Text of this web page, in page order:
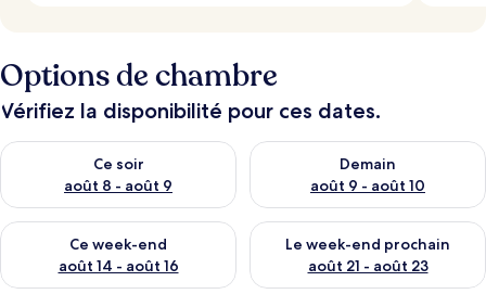
Options de chambre
Vérifiez la disponibilité pour ces dates.
Ce soir
août 8 - août 9
Vérifier la disponibilité pour ce soir août 8 - août 9
Demain
août 9 - août 10
Vérifier la disponibilité pour
Ce week-end
août 14 - août 16
Vérifier la disponibilité pour ce week-end août 14 - août 16
Le week-end prochain
août 21 - août 23
Vérifier la disponibilité pour